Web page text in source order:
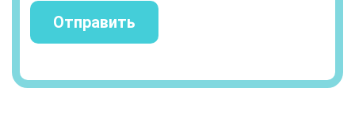
Отправить